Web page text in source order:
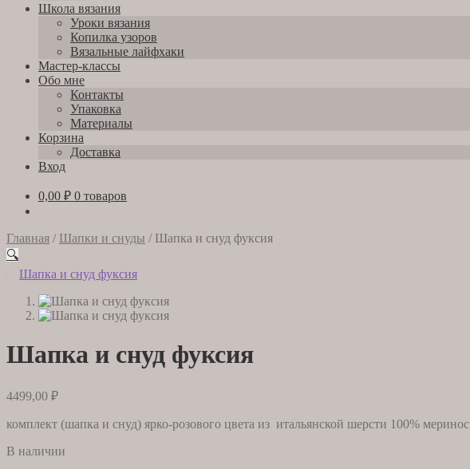
Школа вязания
Уроки вязания
Копилка узоров
Вязальные лайфхаки
Мастер-классы
Обо мне
Контакты
Упаковка
Материалы
Корзина
Доставка
Вход
0,00 ₽ 0 товаров
Главная / Шапки и снуды / Шапка и снуд фуксия
🔍
Шапка и снуд фуксия
4499,00 ₽
комплект (шапка и снуд) ярко-розового цвета из итальянской шерсти 100% меринос
В наличии